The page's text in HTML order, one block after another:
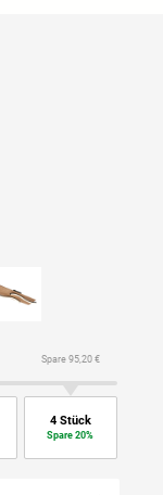
Spare 95,20 €
4 Stück
Spare 20%